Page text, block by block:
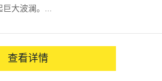
巨大波澜。...
...
查看详情